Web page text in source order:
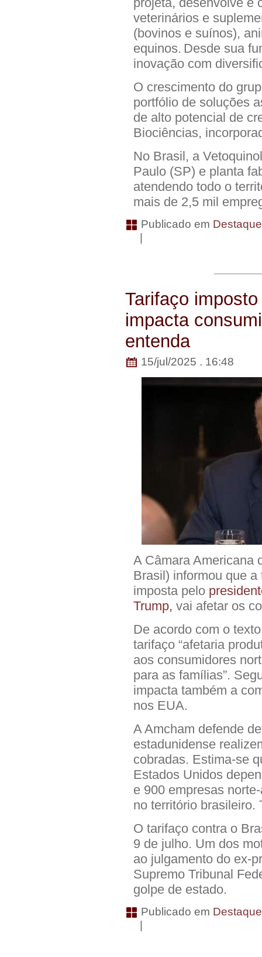
veterinários e
(bovinos e suínos),
equinos. Desde sua
inovação com
O crescimento do
portfólio de soluções
de alto potencial de
Biociências,
No Brasil, a
Paulo (SP) e planta
atendendo todo o
mais de 2,5 mil
Publicado em
Tarifaço
impacta
entenda
15/jul/2025 . 16:48
A Câmara Americana
Brasil) informou que
imposta pelo
Trump, vai afetar os
De acordo com o
tarifaço “afetaria
aos consumidores
para as famílias”.
impacta também a
nos EUA.
A Amcham defende
estadunidense
cobradas. Estima-se
Estados Unidos
e 900 empresas
no território brasileiro.
O tarifaço contra o
9 de julho. Um dos
ao julgamento do ex-
Supremo Tribunal
golpe de estado.
Publicado em
|